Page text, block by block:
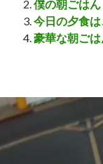
僕の朝ごはん
今日の夕食は
豪華な朝ご